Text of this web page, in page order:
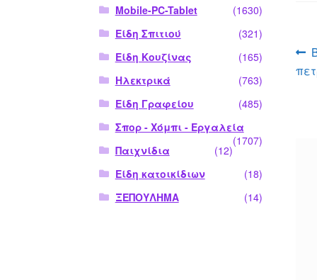
Mobile-PC-Tablet
(1630)
Είδη Σπιτιού
(321)
Είδη Κουζίνας
(165)
Ηλεκτρικά
(763)
Είδη Γραφείου
(485)
Σπορ - Χόμπι - Εργαλεία
(1707)
Παιχνίδια
(12)
Είδη κατοικίδιων
(18)
ΞΕΠΟΥΛΗΜΑ
(14)